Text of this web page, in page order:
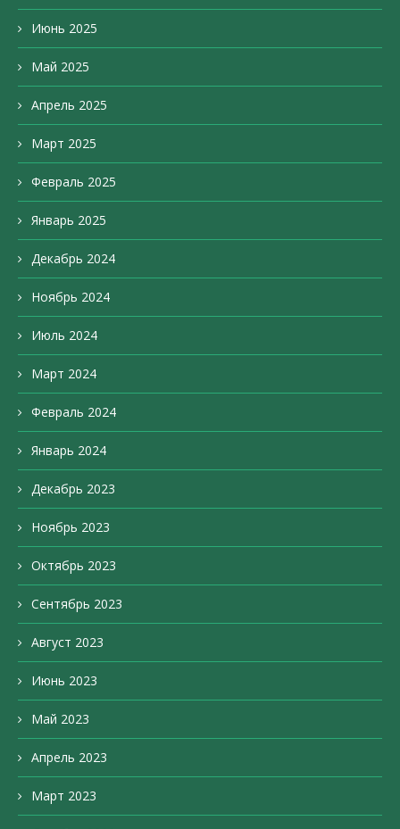
Июнь 2025
Май 2025
Апрель 2025
Март 2025
Февраль 2025
Январь 2025
Декабрь 2024
Ноябрь 2024
Июль 2024
Март 2024
Февраль 2024
Январь 2024
Декабрь 2023
Ноябрь 2023
Октябрь 2023
Сентябрь 2023
Август 2023
Июнь 2023
Май 2023
Апрель 2023
Март 2023